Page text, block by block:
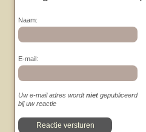
Naam:
E-mail:
Uw e-mail adres wordtniet gepubliceerd
bij uw reactie